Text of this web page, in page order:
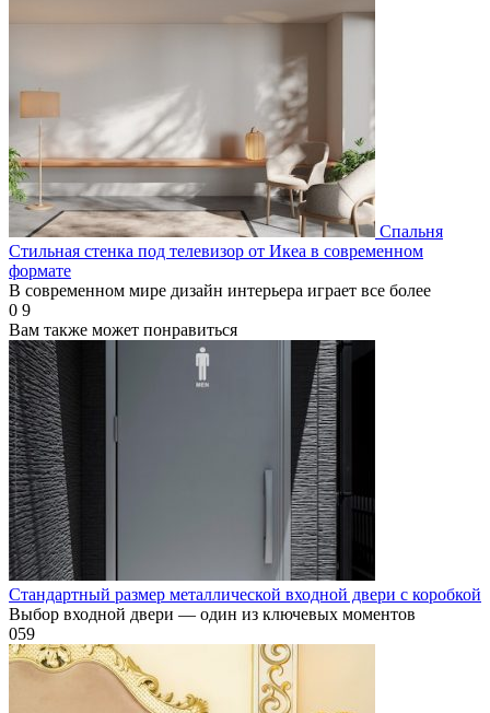
Спальня
Стильная стенка под телевизор от Икеа в современном
формате
В современном мире дизайн интерьера играет все более
0 9
Вам также может понравиться
Стандартный размер металлической входной двери с коробкой
Выбор входной двери — один из ключевых моментов
059